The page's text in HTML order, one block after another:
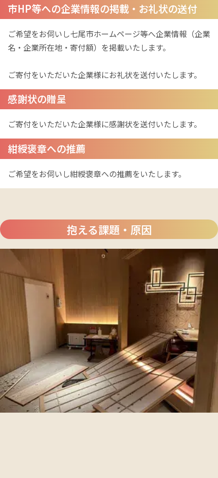
市HP等への企業情報の掲載・お礼状の送付
ご希望をお伺いし七尾市ホームページ等へ企業情報（企業
名・企業所在地・寄付額）を掲載いたします。
ご寄付をいただいた企業様にお礼状を送付いたします。
感謝状の贈呈
ご寄付をいただいた企業様に感謝状を送付いたします。
紺綬褒章への推薦
ご希望をお伺いし紺綬褒章への推薦をいたします。
抱える課題・原因